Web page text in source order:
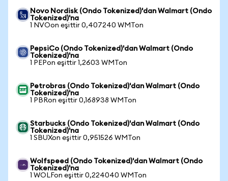
Novo Nordisk (Ondo Tokenized)'dan Walmart (Ondo
Tokenized)'na
1 NVOon eşittir 0,407240 WMTon
PepsiCo (Ondo Tokenized)'dan Walmart (Ondo
Tokenized)'na
1 PEPon eşittir 1,2603 WMTon
Petrobras (Ondo Tokenized)'dan Walmart (Ondo
Tokenized)'na
1 PBRon eşittir 0,168938 WMTon
Starbucks (Ondo Tokenized)'dan Walmart (Ondo
Tokenized)'na
1 SBUXon eşittir 0,951526 WMTon
Wolfspeed (Ondo Tokenized)'dan Walmart (Ondo
Tokenized)'na
1 WOLFon eşittir 0,224040 WMTon